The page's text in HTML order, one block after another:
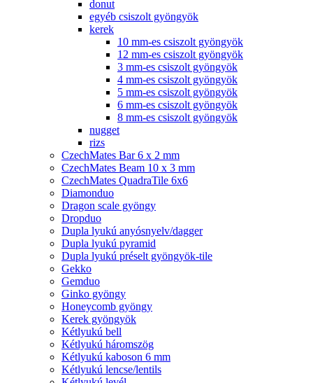
donut
egyéb csiszolt gyöngyök
kerek
10 mm-es csiszolt gyöngyök
12 mm-es csiszolt gyöngyök
3 mm-es csiszolt gyöngyök
4 mm-es csiszolt gyöngyök
5 mm-es csiszolt gyöngyök
6 mm-es csiszolt gyöngyök
8 mm-es csiszolt gyöngyök
nugget
rizs
CzechMates Bar 6 x 2 mm
CzechMates Beam 10 x 3 mm
CzechMates QuadraTile 6x6
Diamonduo
Dragon scale gyöngy
Dropduo
Dupla lyukú anyósnyelv/dagger
Dupla lyukú pyramid
Dupla lyukú préselt gyöngyök-tile
Gekko
Gemduo
Ginko gyöngy
Honeycomb gyöngy
Kerek gyöngyök
Kétlyukú bell
Kétlyukú háromszög
Kétlyukú kaboson 6 mm
Kétlyukú lencse/lentils